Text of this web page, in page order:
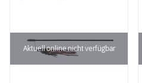
Aktuell online nicht verfügbar